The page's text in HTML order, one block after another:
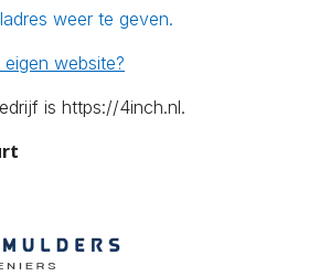
weer te geven.
website?
is https://4inch.nl.